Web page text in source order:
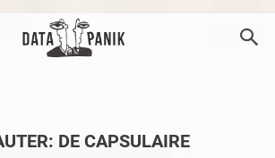
DE CAPSULAIRE